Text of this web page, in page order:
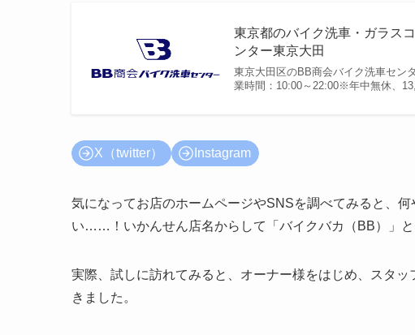
東京都のバイク洗車・ガラス
ンター東京大田
東京大田区のBB商会バイク洗車セン
業時間：10:00～22:00※年中無休、
X（twitter） Instagram
気になってお店のホームページやSNSを調べてみると、
い……！いかんせん店名からして「バイクバカ（BB）」と
実際、試しに訪れてみると、オーナー様をはじめ、スタ
きました。